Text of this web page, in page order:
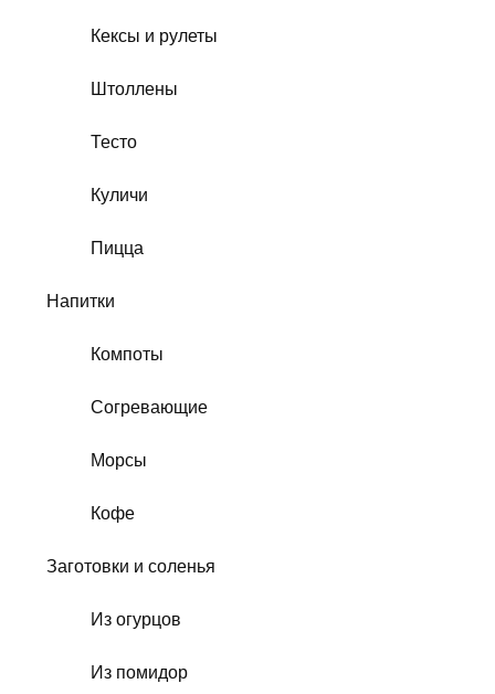
Кексы и рулеты
Штоллены
Тесто
Куличи
Пицца
Напитки
Компоты
Согревающие
Морсы
Кофе
Заготовки и соленья
Из огурцов
Из помидор